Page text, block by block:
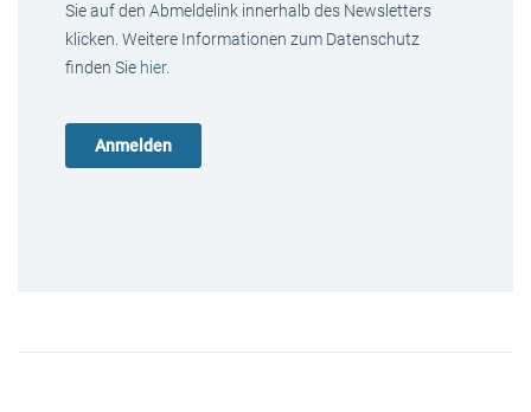
Sie auf den Abmeldelink innerhalb des Newsletters
klicken. Weitere Informationen zum Datenschutz
finden Sie hier.